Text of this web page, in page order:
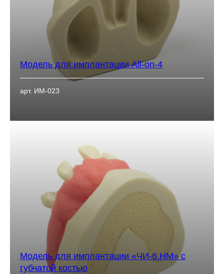
Модель для имплантации All-on-4
арт. ИМ-023
Модель для имплантации «ЧИ-6.НМ» с
губчатой костью